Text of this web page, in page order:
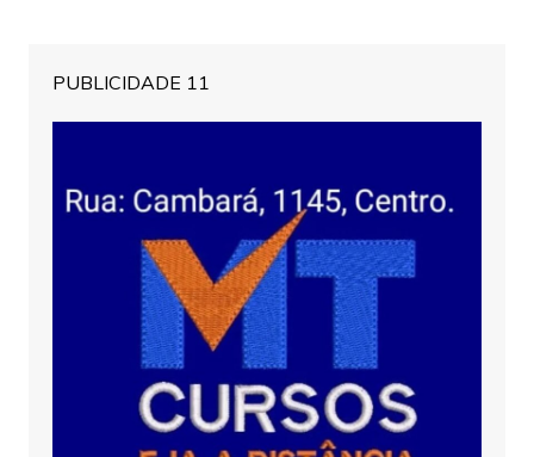
PUBLICIDADE 11